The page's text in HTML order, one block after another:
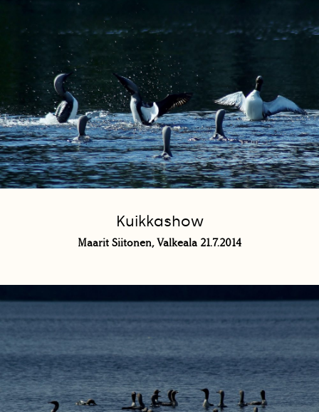
Kuikkashow
Maarit Siitonen, Valkeala 21.7.2014